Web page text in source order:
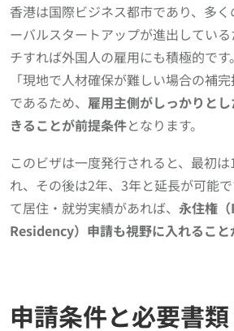
香港は国際ビジネス都市であり、多
ーバルスタートアップが進出してい
チすれば外国人の雇用にも積極的で
「現地で人材確保が難しい場合の補
であるため、 雇用主側がしっかりと
きることが前提条件となります。
このビザは一度発行されると、最初
れ、その後は2年、3年と延長が可能
て居住・就労実績があれば、 永住権
Residency）申請も視野に入れること
申請条件と必要書類